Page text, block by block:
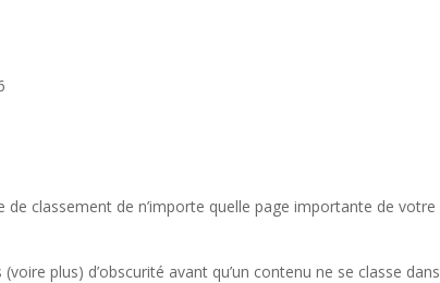
classement de n’importe quelle page importante de votre
plus) d’obscurité avant qu’un contenu ne se classe dans